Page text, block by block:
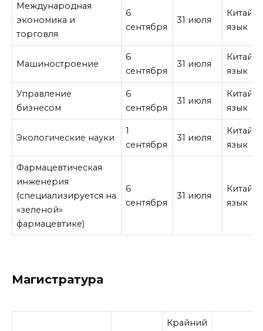
Международная
экономика и
торговля
6
сентября
31 июля
язык
Машиностроение
6
сентября
31 июля
язык
Управление
бизнесом
6
сентября
31 июля
язык
Экологические науки
1
сентября
31 июля
язык
Фармацевтическая
инженерия
(специализируется на
«зеленой»
фармацевтике)
6
сентября
31 июля
язык
Магистратура
Крайний